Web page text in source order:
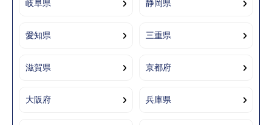
岐阜県 静岡県
愛知県 三重県
滋賀県 京都府
大阪府 兵庫県